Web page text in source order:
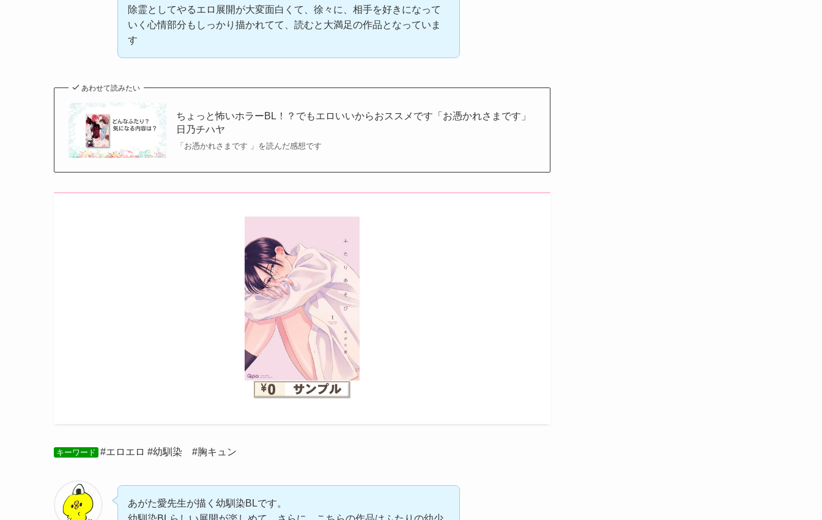
除霊としてやるエロ展開が大変面白くて、徐々に、相手を好きになって
いく心情部分もしっかり描かれてて、読むと大満足の作品となっていま
す
あわせて読みたい
ちょっと怖いホラーBL！？でもエロいいからおススメです「お憑かれさまです」
日乃チハヤ
「お憑かれさまです 」を読んだ感想です
キーワード #エロエロ #幼馴染 #胸キュン
あがた愛先生が描く幼馴染BLです。